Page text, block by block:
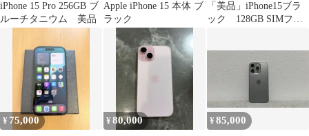
iPhone 15 Pro 256GB ブ
ルーチタニウム 美品
Apple iPhone 15 本体 ブ
ラック
「美品」iPhone15ブラ
ック 128GB SIMフリ
¥ 75,000 ¥80,000 ¥85,000